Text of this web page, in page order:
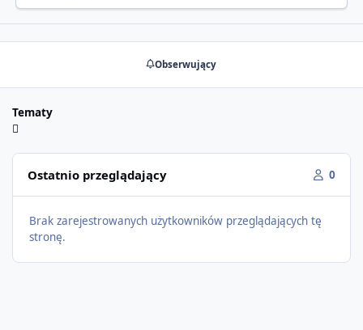
Obserwujący
Tematy
Ostatnio przeglądający 0
Brak zarejestrowanych użytkowników przeglądających tę
stronę.